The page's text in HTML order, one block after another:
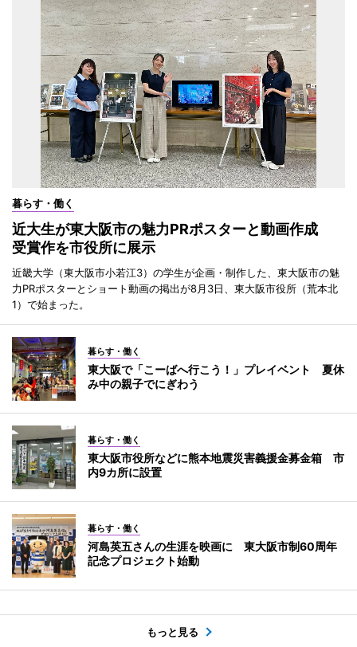
暮らす・働く
近大生が東大阪市の魅力PRポスターと動画作成
受賞作を市役所に展示
近畿大学（東大阪市小若江3）の学生が企画・制作した、東大阪市の魅
力PRポスターとショート動画の掲出が8月3日、東大阪市役所（荒本北
1）で始まった。
暮らす・働く
東大阪で「こーばへ行こう！」プレイベント 夏休
み中の親子でにぎわう
暮らす・働く
東大阪市役所などに熊本地震災害義援金募金箱 市
内9カ所に設置
暮らす・働く
河島英五さんの生涯を映画に 東大阪市制60周年
記念プロジェクト始動
もっと見る